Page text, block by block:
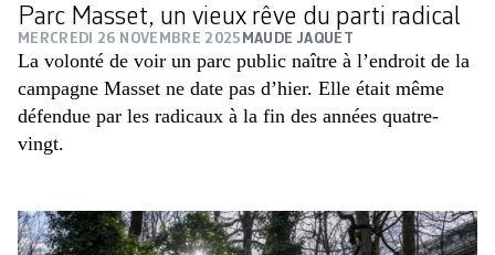
Parc Masset, un vieux rêve du parti radical
MERCREDI 26 NOVEMBRE 2025 MAUDE JAQUET
La volonté de voir un parc public naître à l’endroit de la
campagne Masset ne date pas d’hier. Elle était même
défendue par les radicaux à la fin des années quatre-
vingt.